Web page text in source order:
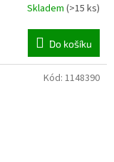
Skladem (>15 ks)
Do košíku
Kód: 1148390